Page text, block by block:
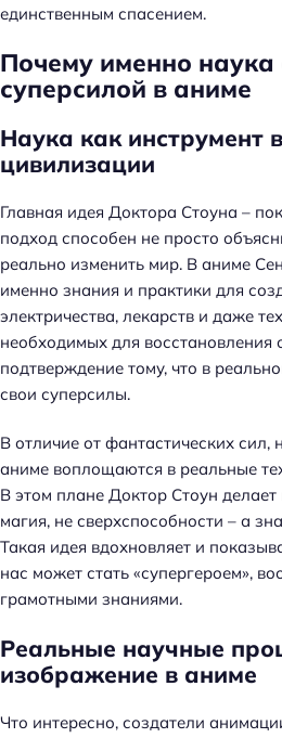
единственным спасением.
Почему именно наука
суперсилой в аниме
Наука как инструмент
цивилизации
Главная идея Доктора Стоуна –
подход способен не просто
реально изменить мир. В аниме
именно знания и практики для
электричества, лекарств и даже
необходимых для восстановления
подтверждение тому, что в
свои суперсилы.
В отличие от фантастических сил,
аниме воплощаются в реальные
В этом плане Доктор Стоун
магия, не сверхспособности – а
Такая идея вдохновляет и
нас может стать «супергероем»,
грамотными знаниями.
Реальные научные
изображение в аниме
Что интересно, создатели